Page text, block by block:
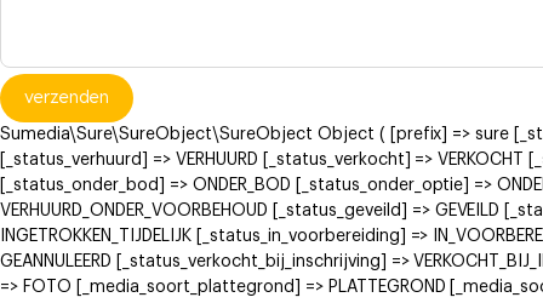
verzenden
Sumedia\Sure\SureObject\SureObject Object ( [prefix] => sure
[_status_verhuurd] => VERHUURD [_status_verkocht] =>
[_status_onder_bod] => ONDER_BOD [_status_onder_optie] =>
VERHUURD_ONDER_VOORBEHOUD [_status_geveild] => GEVEILD
INGETROKKEN_TIJDELIJK [_status_in_voorbereiding] =>
GEANNULEERD [_status_verkocht_bij_inschrijving] =>
=> FOTO [_media_soort_plattegrond] => PLATTEGROND